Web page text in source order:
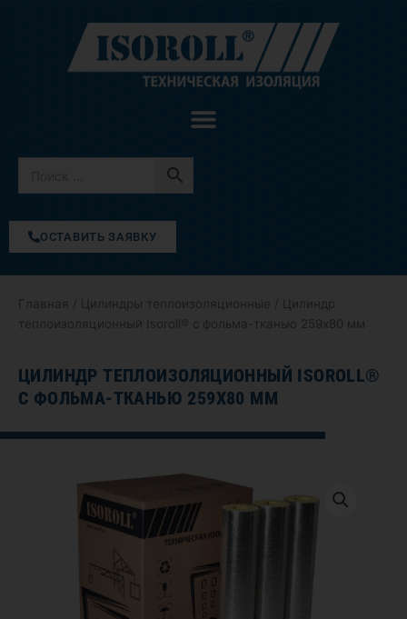
содержимому
ОСТАВИТЬ ЗАЯВКУ
Главная Цилиндры теплоизоляционные / Цилиндр
теплоизоляционный Isoroll® с фольма-тканью 259х80 мм
ЦИЛИНДР ТЕПЛОИЗОЛЯЦИОННЫЙ ISOROLL®
С ФОЛЬМА-ТКАНЬЮ 259Х80 ММ